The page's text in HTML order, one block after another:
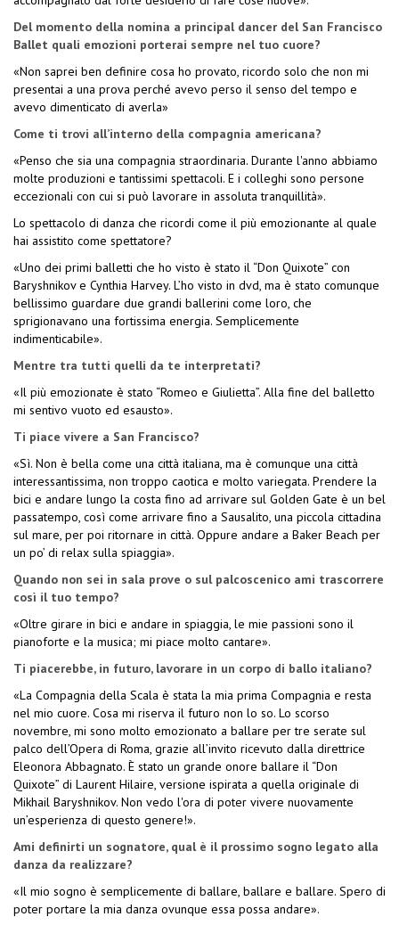
Del momento della nomina a principal dancer del San Francisco
Ballet quali emozioni porterai sempre nel tuo cuore?
«Non saprei ben definire cosa ho provato, ricordo solo che non mi
presentai a una prova perché avevo perso il senso del tempo e
avevo dimenticato di averla»
Come ti trovi all’interno della compagnia americana?
«Penso che sia una compagnia straordinaria. Durante l'anno abbiamo
molte produzioni e tantissimi spettacoli. E i colleghi sono persone
eccezionali con cui si può lavorare in assoluta tranquillità».
Lo spettacolo di danza che ricordi come il più emozionante al quale
hai assistito come spettatore?
«Uno dei primi balletti che ho visto è stato il “Don Quixote” con
Baryshnikov e Cynthia Harvey. L’ho visto in dvd, ma è stato comunque
bellissimo guardare due grandi ballerini come loro, che
sprigionavano una fortissima energia. Semplicemente
indimenticabile».
Mentre tra tutti quelli da te interpretati?
«Il più emozionate è stato “Romeo e Giulietta”. Alla fine del balletto
mi sentivo vuoto ed esausto».
Ti piace vivere a San Francisco?
«Sì. Non è bella come una città italiana, ma è comunque una città
interessantissima, non troppo caotica e molto variegata. Prendere la
bici e andare lungo la costa fino ad arrivare sul Golden Gate è un bel
passatempo, così come arrivare fino a Sausalito, una piccola cittadina
sul mare, per poi ritornare in città. Oppure andare a Baker Beach per
un po’ di relax sulla spiaggia».
Quando non sei in sala prove o sul palcoscenico ami trascorrere
così il tuo tempo?
«Oltre girare in bici e andare in spiaggia, le mie passioni sono il
pianoforte e la musica; mi piace molto cantare».
Ti piacerebbe, in futuro, lavorare in un corpo di ballo italiano?
«La Compagnia della Scala è stata la mia prima Compagnia e resta
nel mio cuore. Cosa mi riserva il futuro non lo so. Lo scorso
novembre, mi sono molto emozionato a ballare per tre serate sul
palco dell’Opera di Roma, grazie all’invito ricevuto dalla direttrice
Eleonora Abbagnato. È stato un grande onore ballare il “Don
Quixote” di Laurent Hilaire, versione ispirata a quella originale di
Mikhail Baryshnikov. Non vedo l'ora di poter vivere nuovamente
un’esperienza di questo genere!».
Ami definirti un sognatore, qual è il prossimo sogno legato alla
danza da realizzare?
«Il mio sogno è semplicemente di ballare, ballare e ballare. Spero di
poter portare la mia danza ovunque essa possa andare».